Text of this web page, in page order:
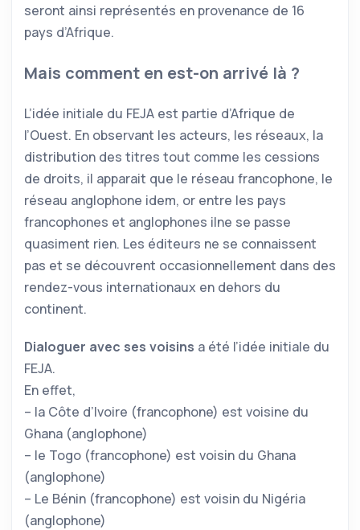
seront ainsi représentés en provenance de 16
pays d’Afrique.
Mais comment en est-on arrivé là ?
L’idée initiale du FEJA est partie d’Afrique de
l’Ouest. En observant les acteurs, les réseaux, la
distribution des titres tout comme les cessions
de droits, il apparait que le réseau francophone, le
réseau anglophone idem, or entre les pays
francophones et anglophones ilne se passe
quasiment rien. Les éditeurs ne se connaissent
pas et se découvrent occasionnellement dans des
rendez-vous internationaux en dehors du
continent.
Dialoguer avec ses voisins a été l’idée initiale du
FEJA.
En effet,
– la Côte d’Ivoire (francophone) est voisine du
Ghana (anglophone)
– le Togo (francophone) est voisin du Ghana
(anglophone)
– Le Bénin (francophone) est voisin du Nigéria
(anglophone)